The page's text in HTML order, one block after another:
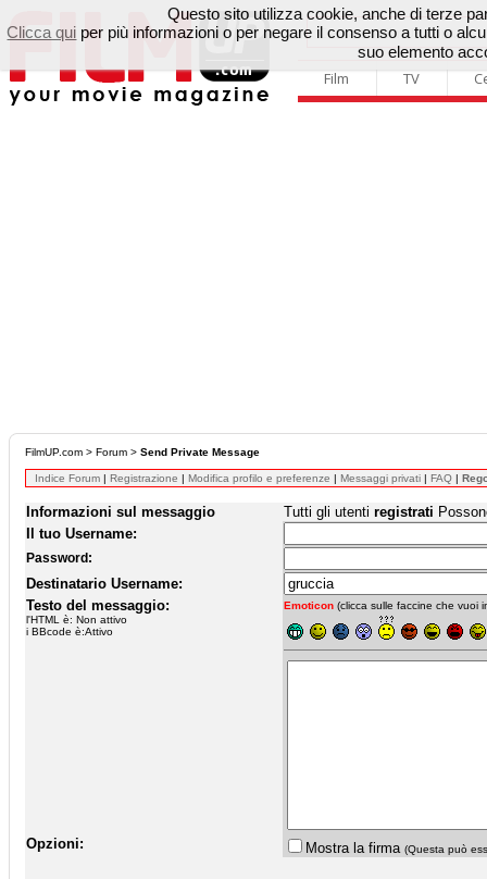
Film TV
FilmUP.com > Forum > Send Private Message
Indice Forum | Registrazione | Modifica profilo e preferenze | Messaggi privati | FAQ |
Informazioni sul messaggio Tutti gli utenti registrati
Il tuo Username:
Password:
Destinatario Username:
Testo del messaggio:
l'HTML è: Non attivo
i BBcode è:Attivo
Emoticon (clicca sulle faccine che vuoi
Opzioni: Mostra la firma (Questa può
Questo sito utilizza cookie, anche di terze
Clicca qui per più informazioni o per negare il consenso a tutti o
suo elemento